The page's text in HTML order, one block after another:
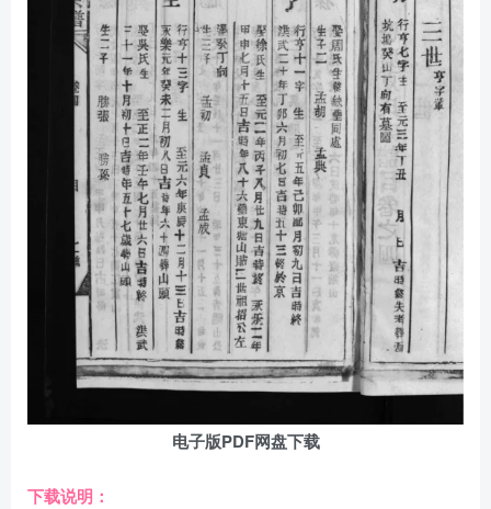
电子版PDF网盘下载
下载说明：